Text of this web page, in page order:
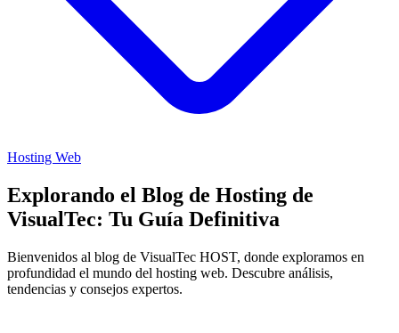
Hosting Web
Explorando el Blog de Hosting de
VisualTec: Tu Guía Definitiva
Bienvenidos al blog de VisualTec HOST, donde exploramos en
profundidad el mundo del hosting web. Descubre análisis,
tendencias y consejos expertos.